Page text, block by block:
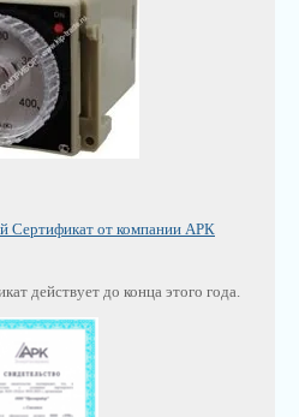
Сертификат от компании АРК
действует до конца этого года.